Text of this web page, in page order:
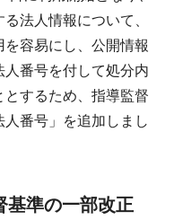
法人情報について、
容易にし、公開情報
番号を付して処分内
するため、指導監督
番号」を追加しまし
基準の一部改正